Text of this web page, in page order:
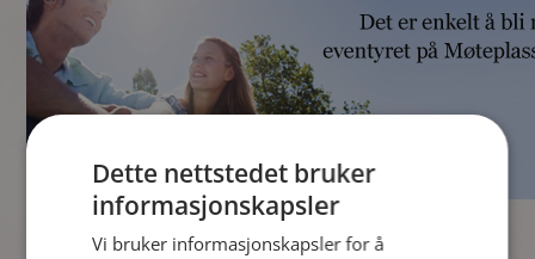
Dette nettstedet bruker
informasjonskapsler
Vi bruker informasjonskapsler for å